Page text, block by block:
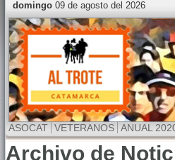
domingo09 de agosto del 2026
ASOCAT VETERANOS ANUAL
Archivo de